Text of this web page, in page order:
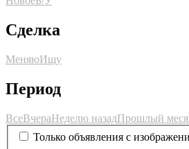
Сделка
МеняюИщу
Период
ВсеВчераНеделю назадПрошлый
Только объявления с